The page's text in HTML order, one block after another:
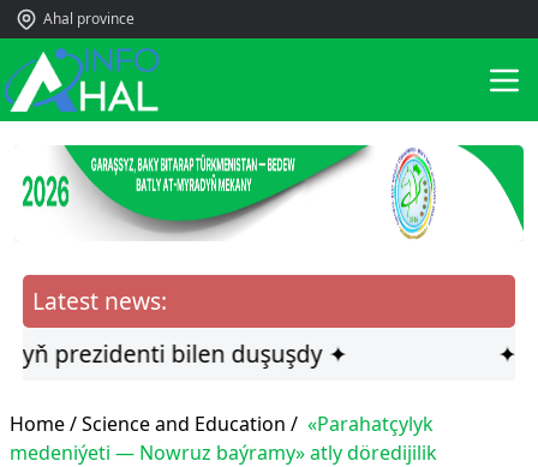
Ahal province
Latest news:
prezidenti bilen duşuşdy ✦
✦
Home /Science and Education / «Parahatçylyk
medeniýeti — Nowruz baýramy» atly döredijilik